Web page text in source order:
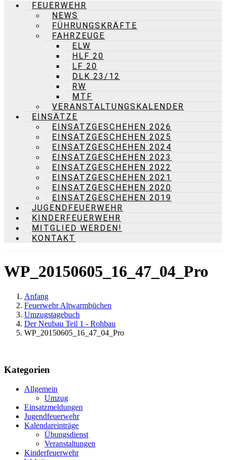
FEUERWEHR
NEWS
FÜHRUNGSKRÄFTE
FAHRZEUGE
ELW
HLF 20
LF 20
DLK 23/12
RW
MTF
VERANSTALTUNGSKALENDER
EINSÄTZE
EINSATZGESCHEHEN 2026
EINSATZGESCHEHEN 2025
EINSATZGESCHEHEN 2024
EINSATZGESCHEHEN 2023
EINSATZGESCHEHEN 2022
EINSATZGESCHEHEN 2021
EINSATZGESCHEHEN 2020
EINSATZGESCHEHEN 2019
JUGENDFEUERWEHR
KINDERFEUERWEHR
MITGLIED WERDEN!
KONTAKT
WP_20150605_16_47_04_Pro
Anfang
Feuerwehr Altwarmbüchen
Umzugstagebuch
Der Neubau Teil 1 - Rohbau
WP_20150605_16_47_04_Pro
Kategorien
Allgemein
Umzug
Einsatzmeldungen
Jugendfeuerwehr
Kalendareinträge
Übungsdienst
Veranstaltungen
Kinderfeuerwehr